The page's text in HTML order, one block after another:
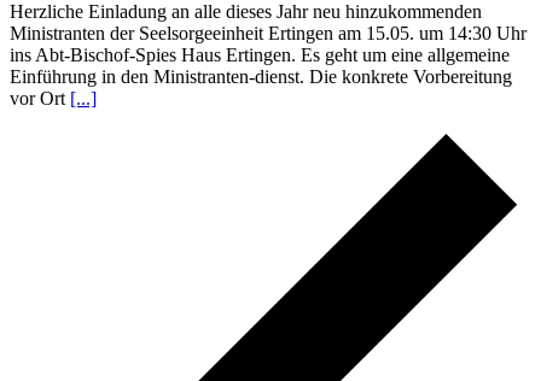
Herzliche Einladung an alle dieses Jahr neu hinzukommenden
Ministranten der Seelsorgeeinheit Ertingen am 15.05. um 14:30 Uhr
ins Abt-Bischof-Spies Haus Ertingen. Es geht um eine allgemeine
Einführung in den Ministranten-dienst. Die konkrete Vorbereitung
vor Ort [...]